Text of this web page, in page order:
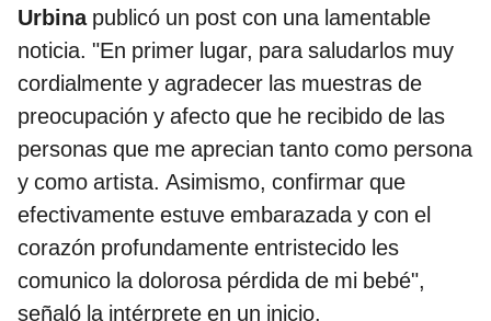
Urbina publicó un post con una lamentable
noticia. "En primer lugar, para saludarlos muy
cordialmente y agradecer las muestras de
preocupación y afecto que he recibido de las
personas que me aprecian tanto como persona
y como artista. Asimismo, confirmar que
efectivamente estuve embarazada y con el
corazón profundamente entristecido les
comunico la dolorosa pérdida de mi bebé",
señaló la intérprete en un inicio.